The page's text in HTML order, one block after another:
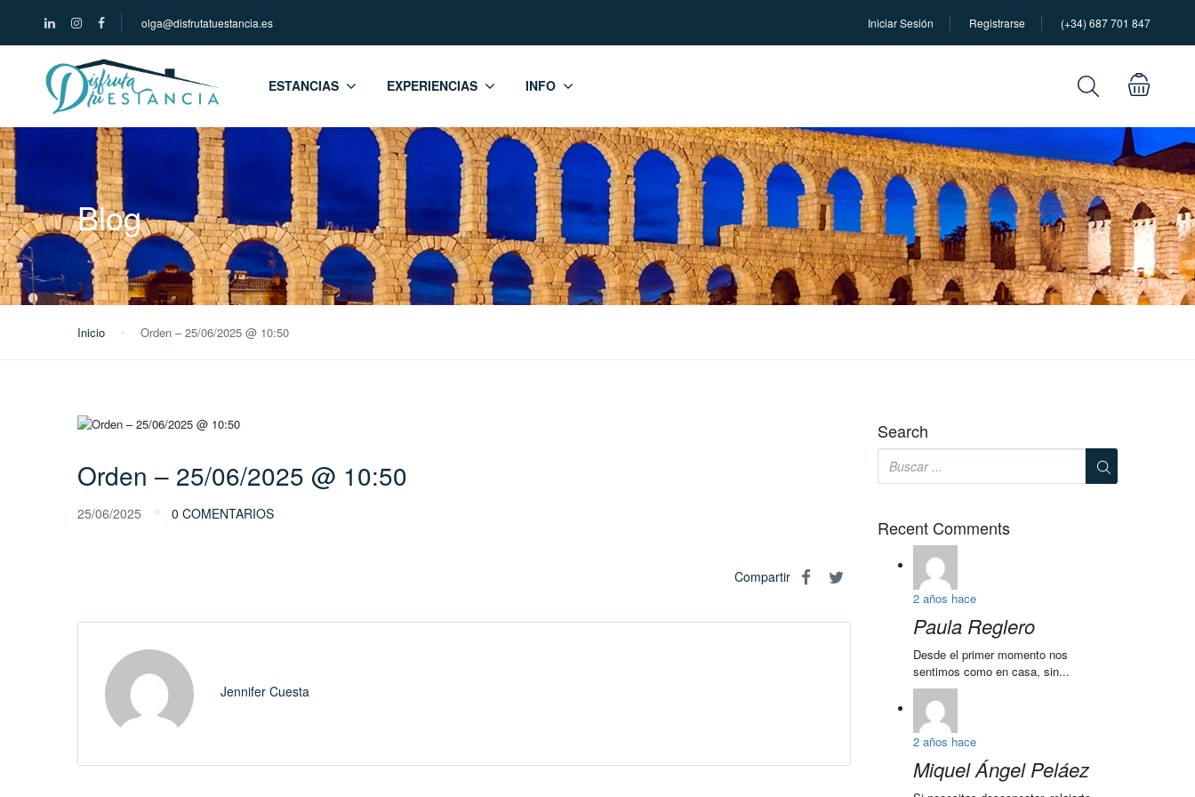
olga@disfrutatuestancia.es Iniciar Sesión Registrarse (+34) 687 701 847
ESTANCIAS EXPERIENCIAS INFO
Blog
Inicio Orden – 25/06/2025 @ 10:50
Orden – 25/06/2025 @ 10:50
25/06/2025 0 COMENTARIOS
Compartir
Jennifer Cuesta
Search
Recent Comments
2 años hace
Paula Reglero
Desde el primer momento nos
sentimos como en casa, sin...
2 años hace
Miquel Ángel Peláez